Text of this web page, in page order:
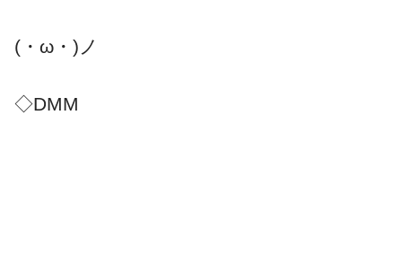
(・ω・)ノ
◇DMM